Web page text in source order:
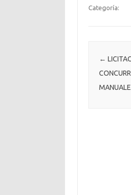
Categoría:
Post
←